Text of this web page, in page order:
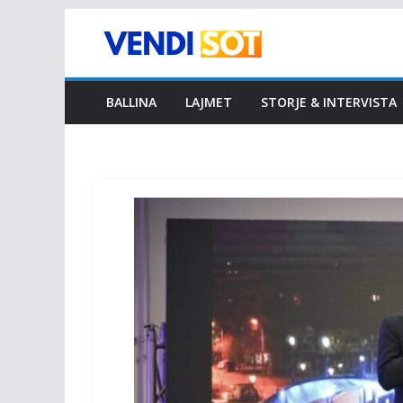
BALLINA LAJMET STORJE & INTERVISTA